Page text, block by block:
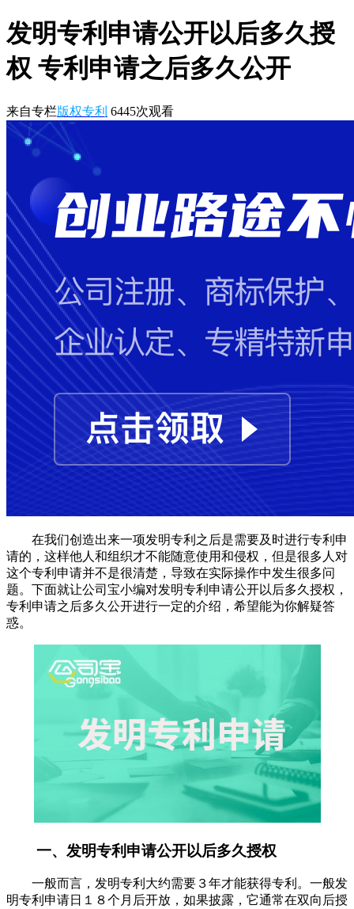
发明专利申请公开以后多久授
权 专利申请之后多久公开
来自专栏版权专利 6445次观看
在我们创造出来一项发明专利之后是需要及时进行专利申
请的，这样他人和组织才不能随意使用和侵权，但是很多人对
这个专利申请并不是很清楚，导致在实际操作中发生很多问
题。下面就让公司宝小编对发明专利申请公开以后多久授权，
专利申请之后多久公开进行一定的介绍，希望能为你解疑答
惑。
一、发明专利申请公开以后多久授权
一般而言，发明专利大约需要３年才能获得专利。一般发
明专利申请日１８个月后开放，如果披露，它通常在双向后授